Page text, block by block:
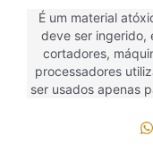
É um material
deve ser ingerido,
cortadores,
processadores
ser usados apenas